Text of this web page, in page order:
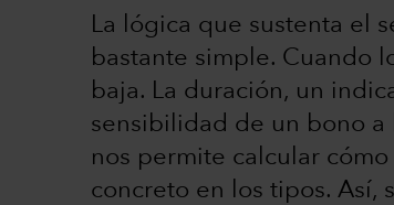
La lógica que sustenta el
bastante simple. Cuando
baja. La duración, un
sensibilidad de un bono a
nos permite calcular
concreto en los tipos. Así,